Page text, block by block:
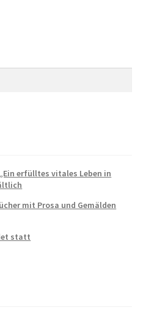
erfülltes vitales Leben in
mit Prosa und Gemälden
statt